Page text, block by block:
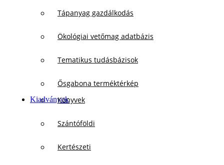
Tápanyag gazdálkodás
Ökológiai vetőmag adatbázis
Tematikus tudásbázisok
Ősgabona terméktérkép
KiadványokKönyvek
Szántóföldi
Kertészeti